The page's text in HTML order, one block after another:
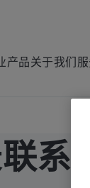
产品关于我们
系